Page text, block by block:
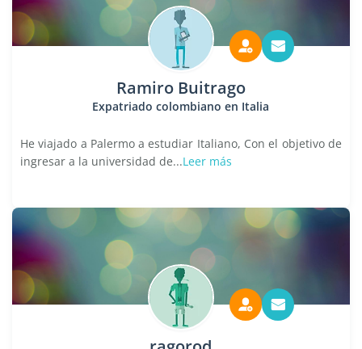
Ramiro Buitrago
Expatriado colombiano en Italia
He viajado a Palermo a estudiar Italiano, Con el objetivo de
ingresar a la universidad de...Leer más